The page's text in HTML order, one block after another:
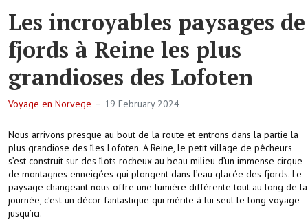
Les incroyables paysages de
fjords à Reine les plus
grandioses des Lofoten
Voyage en Norvege 19 February 2024
Nous arrivons presque au bout de la route et entrons dans la partie la
plus grandiose des îles Lofoten. A Reine, le petit village de pêcheurs
s’est construit sur des îlots rocheux au beau milieu d’un immense cirque
de montagnes enneigées qui plongent dans l’eau glacée des fjords. Le
paysage changeant nous offre une lumière différente tout au long de la
journée, c’est un décor fantastique qui mérite à lui seul le long voyage
jusqu’ici.